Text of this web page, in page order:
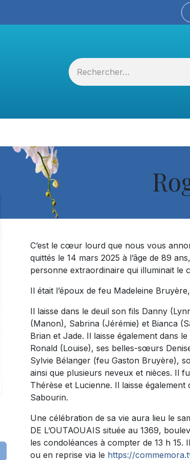
C’est le cœur lourd que nous vous
quittés le 14 mars 2025 à l’âge de 89
personne extraordinaire qui illuminait le
Il était l’époux de feu Madeleine
Il laisse dans le deuil son fils Danny
(Manon), Sabrina (Jérémie) et Bianca
Brian et Jade. Il laisse également dans
Ronald (Louise), ses belles-sœurs
Sylvie Bélanger (feu Gaston Bruyère),
ainsi que plusieurs neveux et nièces. Il
Thérèse et Lucienne. Il laisse
Sabourin.
Une célébration de sa vie aura lieu le
DE L’OUTAOUAIS située au 1369,
les condoléances à compter de 13 h
ou en reprise via le https://